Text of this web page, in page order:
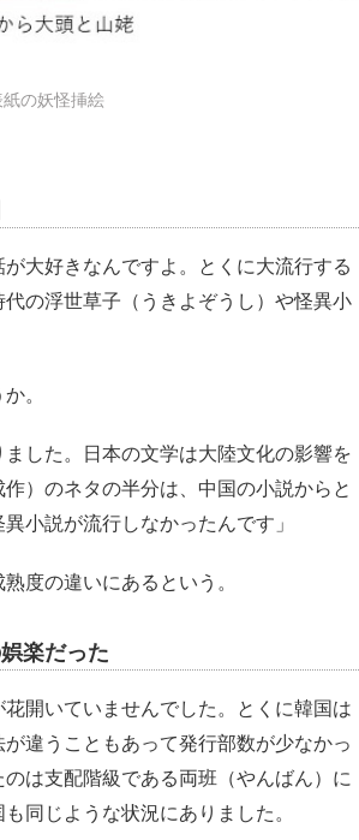
の妖怪挿絵
大好きなんですよ。とくに大流行する
の浮世草子（うきよぞうし）や怪異小
。
した。日本の文学は大陸文化の影響を
）のネタの半分は、中国の小説からと
小説が流行しなかったんです」
度の違いにあるという。
楽だった
開いていませんでした。とくに韓国は
違うこともあって発行部数が少なかっ
は支配階級である両班（やんばん）に
同じような状況にありました。